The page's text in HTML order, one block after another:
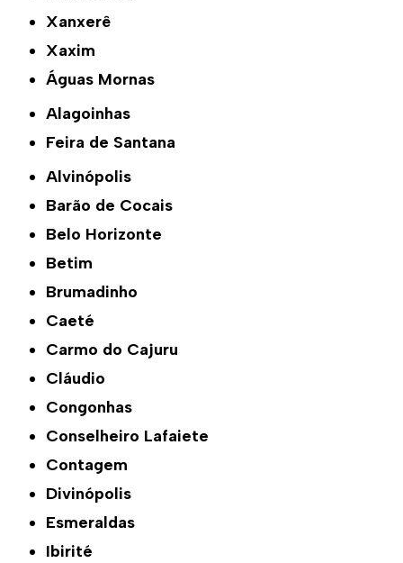
Xanxerê
Xaxim
Águas Mornas
Alagoinhas
Feira de Santana
Alvinópolis
Barão de Cocais
Belo Horizonte
Betim
Brumadinho
Caeté
Carmo do Cajuru
Cláudio
Congonhas
Conselheiro Lafaiete
Contagem
Divinópolis
Esmeraldas
Ibirité